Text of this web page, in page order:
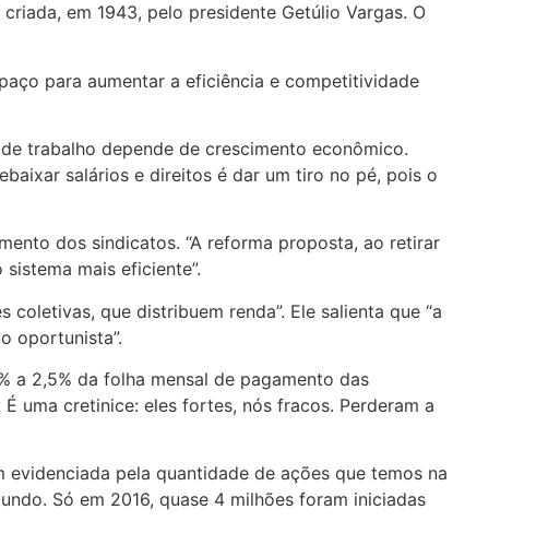
em 1943, pelo presidente Getúlio Vargas. O
para aumentar a eficiência e competitividade
trabalho depende de crescimento econômico.
salários e direitos é dar um tiro no pé, pois o
dos sindicatos. “A reforma proposta, ao retirar
mais eficiente”.
que distribuem renda”. Ele salienta que “a
oportunista”.
a 2,5% da folha mensal de pagamento das
uma cretinice: eles fortes, nós fracos. Perderam a
pela quantidade de ações que temos na
Só em 2016, quase 4 milhões foram iniciadas